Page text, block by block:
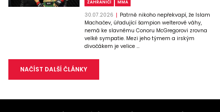
ZAHRANIČÍ MMA
30.07.2026
Patrně nikoho nepřekvapí, že Islam
Machačev, úřadující šampion welterové váhy,
nemá ke slavnému Conoru McGregorovi zrovna
velké sympatie. Mezi jeho týmem a irským
divočákem je velice ...
NAČÍST DALŠÍ ČLÁNKY